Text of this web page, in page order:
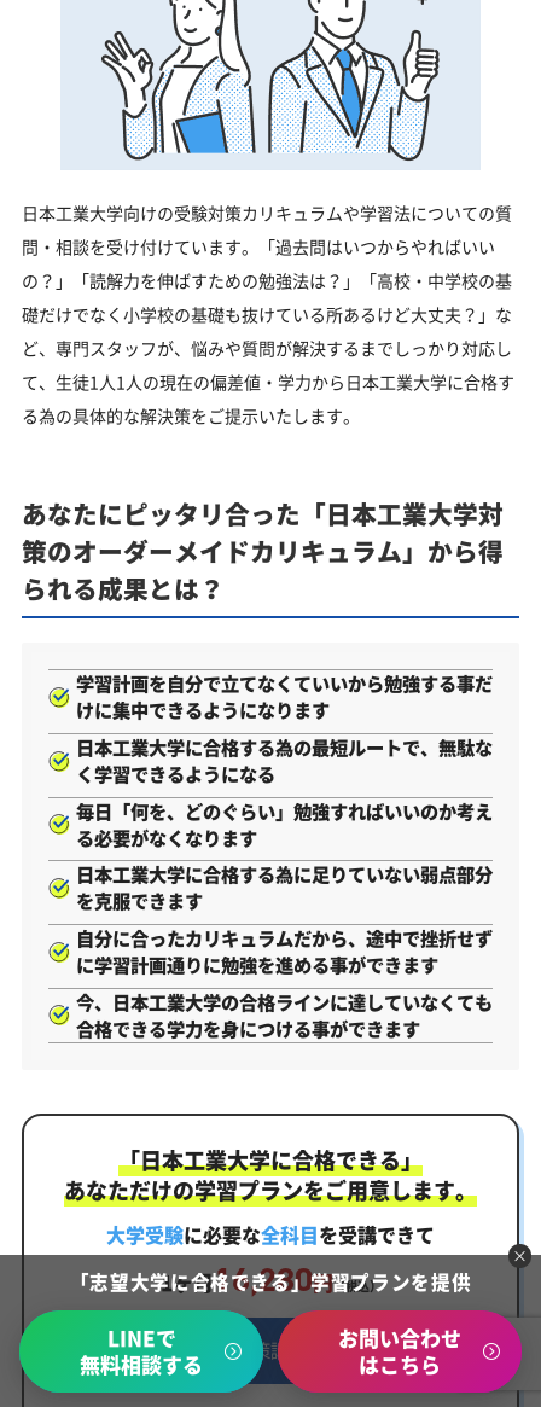
日本工業大学向けの受験対策カリキュラムや学習法についての質
問・相談を受け付けています。「過去問はいつからやればいい
の？」「読解力を伸ばすための勉強法は？」「高校・中学校の基
礎だけでなく小学校の基礎も抜けている所あるけど大丈夫？」な
ど、専門スタッフが、悩みや質問が解決するまでしっかり対応し
て、生徒1人1人の現在の偏差値・学力から日本工業大学に合格す
る為の具体的な解決策をご提示いたします。
あなたにピッタリ合った「日本工業大学対
策のオーダーメイドカリキュラム」から得
られる成果とは？
学習計画を自分で立てなくていいから勉強する事だ
けに集中できるようになります
日本工業大学に合格する為の最短ルートで、無駄な
く学習できるようになる
毎日「何を、どのぐらい」勉強すればいいのか考え
る必要がなくなります
日本工業大学に合格する為に足りていない弱点部分
を克服できます
自分に合ったカリキュラムだから、途中で挫折せず
に学習計画通りに勉強を進める事ができます
今、日本工業大学の合格ラインに達していなくても
合格できる学力を身につける事ができます
「日本工業大学に合格できる」
あなただけの学習プランをご用意します。
大学受験に必要な全科目を受講できて
1ヶ月16,280円（税込）
大学受験対策講座はこちら
「志望大学に合格できる」学習プランを提供
LINEで
無料相談する
お問い合わせ
はこちら